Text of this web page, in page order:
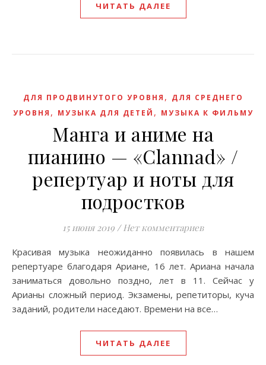
ЧИТАТЬ ДАЛЕЕ
ДЛЯ ПРОДВИНУТОГО УРОВНЯ , ДЛЯ СРЕДНЕГО
УРОВНЯ , МУЗЫКА ДЛЯ ДЕТЕЙ , МУЗЫКА К ФИЛЬМУ
Манга и аниме на
пианино — «Clannad» /
репертуар и ноты для
подростков
15 июня 2019 / Нет комментариев
Красивая музыка неожиданно появилась в нашем
репертуаре благодаря Ариане, 16 лет. Ариана начала
заниматься довольно поздно, лет в 11. Cейчас у
Арианы сложный период. Экзамены, репетиторы, куча
заданий, родители наседают. Времени на все…
ЧИТАТЬ ДАЛЕЕ